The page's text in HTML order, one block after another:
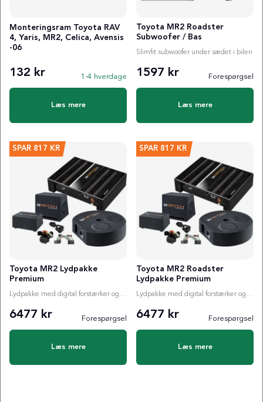
Monteringsram Toyota RAV
4, Yaris, MR2, Celica, Avensis
-06
132 kr 1-4 hverdage
Læs mere
Toyota MR2 Roadster
Subwoofer / Bas
Slimfit subwoofer under sædet i bilen
1597 kr Forespørgsel
Læs mere
SPAR 817 KR
Toyota MR2 Lydpakke
Premium
Lydpakke med digital forstærker og valgfri subwoofer
6477 kr Forespørgsel
Læs mere
SPAR 817 KR
Toyota MR2 Roadster
Lydpakke Premium
Lydpakke med digital forstærker og valgfri subwoofer
6477 kr Forespørgsel
Læs mere